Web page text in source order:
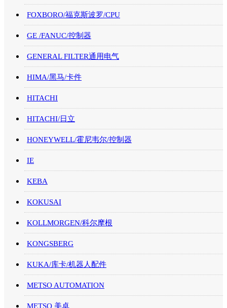
FOXBORO/福克斯波罗/CPU
GE /FANUC/控制器
GENERAL FILTER通用电气
HIMA/黑马/卡件
HITACHI
HITACHI/日立
HONEYWELL/霍尼韦尔/控制器
IE
KEBA
KOKUSAI
KOLLMORGEN/科尔摩根
KONGSBERG
KUKA/库卡/机器人配件
METSO AUTOMATION
METSO 美卓